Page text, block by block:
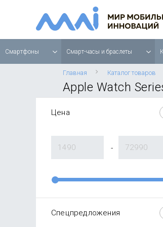
Смартфоны Смарт-часы и браслеты
Главная Каталог товаров
Apple Watch
Цена
Спецпредложения